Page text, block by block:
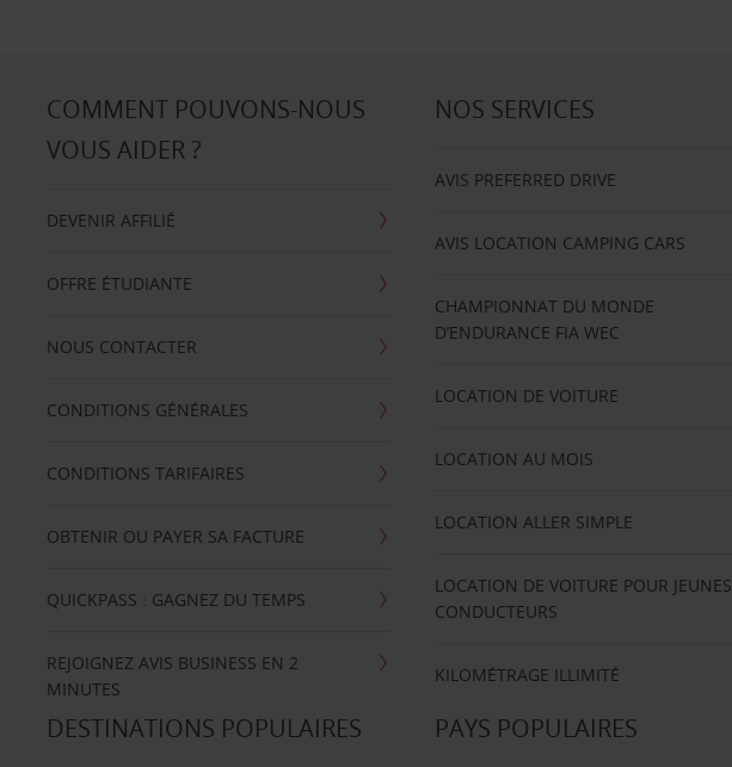
COMMENT POUVONS-NOUS
VOUS AIDER ?
DEVENIR AFFILIÉ
OFFRE ÉTUDIANTE
NOUS CONTACTER
CONDITIONS GÉNÉRALES
CONDITIONS TARIFAIRES
OBTENIR OU PAYER SA FACTURE
QUICKPASS : GAGNEZ DU TEMPS
REJOIGNEZ AVIS BUSINESS EN 2
MINUTES
NOS SERVICES
AVIS PREFERRED DRIVE
AVIS LOCATION CAMPING CARS
CHAMPIONNAT DU MONDE
D’ENDURANCE FIA WEC
LOCATION DE VOITURE
LOCATION AU MOIS
LOCATION ALLER SIMPLE
LOCATION DE VOITURE POUR JEUNES
CONDUCTEURS
KILOMÉTRAGE ILLIMITÉ
DESTINATIONS POPULAIRES PAYS POPULAIRES